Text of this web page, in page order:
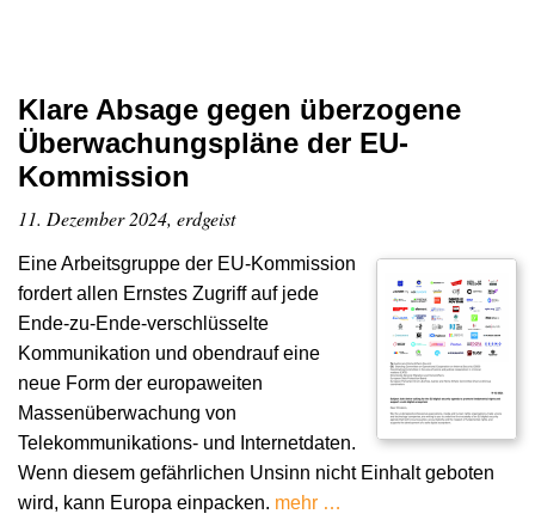
Klare Absage gegen überzogene
Überwachungspläne der EU-
Kommission
11. Dezember 2024, erdgeist
Eine Arbeitsgruppe der EU-Kommission
fordert allen Ernstes Zugriff auf jede
Ende-zu-Ende-verschlüsselte
Kommunikation und obendrauf eine
neue Form der europaweiten
Massenüberwachung von
Telekommunikations- und Internetdaten.
Wenn diesem gefährlichen Unsinn nicht Einhalt geboten
wird, kann Europa einpacken. mehr …